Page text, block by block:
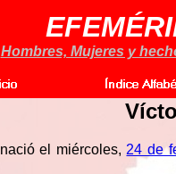
Hombres, Mujeres y
el miércoles, 24 de